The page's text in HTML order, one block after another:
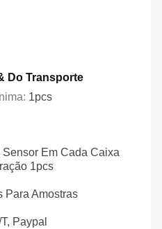
Do Transporte
1pcs
Sensor Em Cada Caixa
1pcs
Para Amostras
Paypal